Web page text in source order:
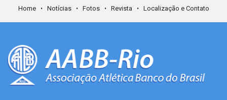
Home Notícias Fotos Revista Localização e Contato